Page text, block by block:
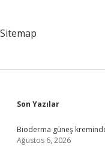
Sitemap
Sidebar
Son Yazılar
Bioderma güneş
Ağustos 6, 2026